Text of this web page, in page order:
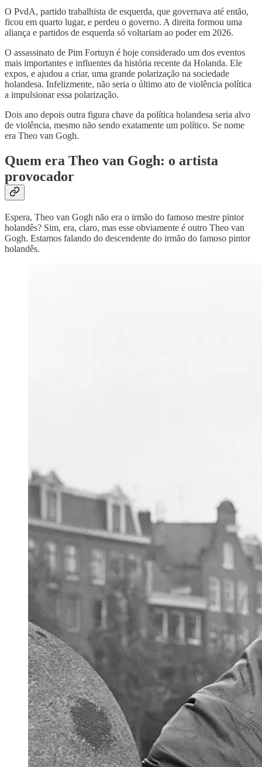
O PvdA, partido trabalhista de esquerda, que governava até então,
ficou em quarto lugar, e perdeu o governo. A direita formou uma
aliança e partidos de esquerda só voltariam ao poder em 2026.
O assassinato de Pim Fortuyn é hoje considerado um dos eventos
mais importantes e influentes da história recente da Holanda. Ele
expos, e ajudou a criar, uma grande polarização na sociedade
holandesa. Infelizmente, não seria o último ato de violência política
a impulsionar essa polarização.
Dois ano depois outra figura chave da política holandesa seria alvo
de violência, mesmo não sendo exatamente um político. Se nome
era Theo van Gogh.
Quem era Theo van Gogh: o artista
provocador
Espera, Theo van Gogh não era o irmão do famoso mestre pintor
holandês? Sim, era, claro, mas esse obviamente é outro Theo van
Gogh. Estamos falando do descendente do irmão do famoso pintor
holandês.